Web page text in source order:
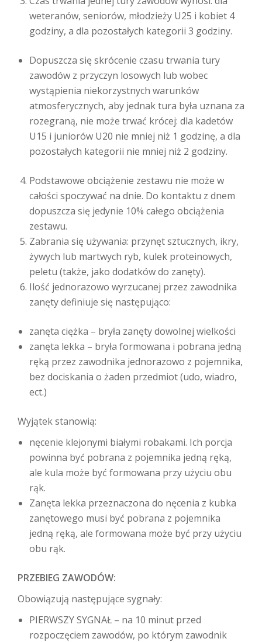
weteranów, seniorów, młodzieży U25 i kobiet 4
godziny, a dla pozostałych kategorii 3 godziny.
Dopuszcza się skrócenie czasu trwania tury
zawodów z przyczyn losowych lub wobec
wystąpienia niekorzystnych warunków
atmosferycznych, aby jednak tura była uznana za
rozegraną, nie może trwać krócej: dla kadetów
U15 i juniorów U20 nie mniej niż 1 godzinę, a dla
pozostałych kategorii nie mniej niż 2 godziny.
Podstawowe obciążenie zestawu nie może w
całości spoczywać na dnie. Do kontaktu z dnem
dopuszcza się jedynie 10% całego obciążenia
zestawu.
Zabrania się używania: przynęt sztucznych, ikry,
żywych lub martwych ryb, kulek proteinowych,
peletu (także, jako dodatków do zanęty).
Ilość jednorazowo wyrzucanej przez zawodnika
zanęty definiuje się następująco:
zanęta ciężka – bryła zanęty dowolnej wielkości
zanęta lekka – bryła formowana i pobrana jedną
ręką przez zawodnika jednorazowo z pojemnika,
bez dociskania o żaden przedmiot (udo, wiadro,
ect.)
Wyjątek stanowią:
nęcenie klejonymi białymi robakami. Ich porcja
powinna być pobrana z pojemnika jedną ręką,
ale kula może być formowana przy użyciu obu
rąk.
Zanęta lekka przeznaczona do nęcenia z kubka
zanętowego musi być pobrana z pojemnika
jedną ręką, ale formowana może być przy użyciu
obu rąk.
PRZEBIEG ZAWODÓW:
Obowiązują następujące sygnały:
PIERWSZY SYGNAŁ – na 10 minut przed
rozpoczęciem zawodów, po którym zawodnik